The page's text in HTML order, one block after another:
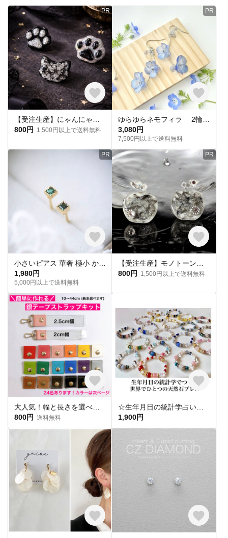
PR
800円
1,500円以上で送料無料
PR
3,080円
7,500円以上で送料無料
PR
1,980円
5,000円以上で送料無料
PR
800円
1,500円以上で送料無料
800円 送料無料
1,900円